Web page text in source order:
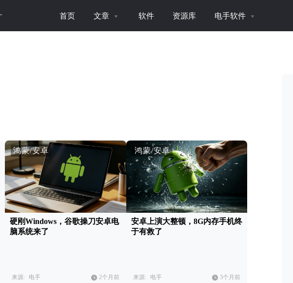
首页 文章 软件 资源库 电手软件
鸿蒙/安卓
硬刚Windows，谷歌操刀安卓电
脑系统来了
来源: 电手 2个月前
鸿蒙/安卓
安卓上演大整顿，8G内存手机终
于有救了
来源: 电手 3个月前